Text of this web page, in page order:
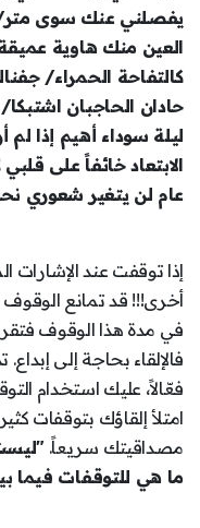
يفصلني عنك سوى
العين منك هاوية
كالتفاحة الحمراء/
حادان الحاجبان
ليلة سوداء أهيم إذا
الابتعاد خائفاً على
عام لن يتغير شعوري
إذا توقفت عند
أخرى!!! قد تمانع الوقوف
في مدة هذا الوقوف
فالإلقاء بحاجة إلى
فعّالاً، عليك استخدام
امتلأ إلقاؤك بتوقفات
مصداقيتك سريعاً.
ما هي للتوقفات فيما